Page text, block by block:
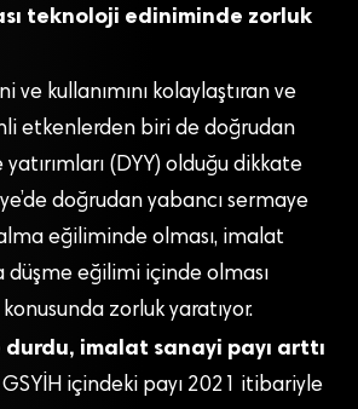
teknoloji ediniminde zorluk
ve kullanımını kolaylaştıran ve
etkenlerden biri de doğrudan
(DYY) olduğu dikkate
doğrudan yabancı sermaye
eğiliminde olması, imalat
düşme eğilimi içinde olması
zorluk yaratıyor.
durdu, imalat sanayi payı arttı
içindeki payı 2021 itibariyle